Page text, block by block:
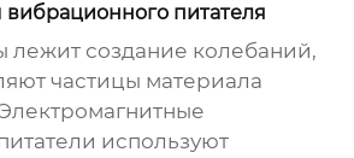
питателя
лежит создание колебаний,
частицы материала
используют